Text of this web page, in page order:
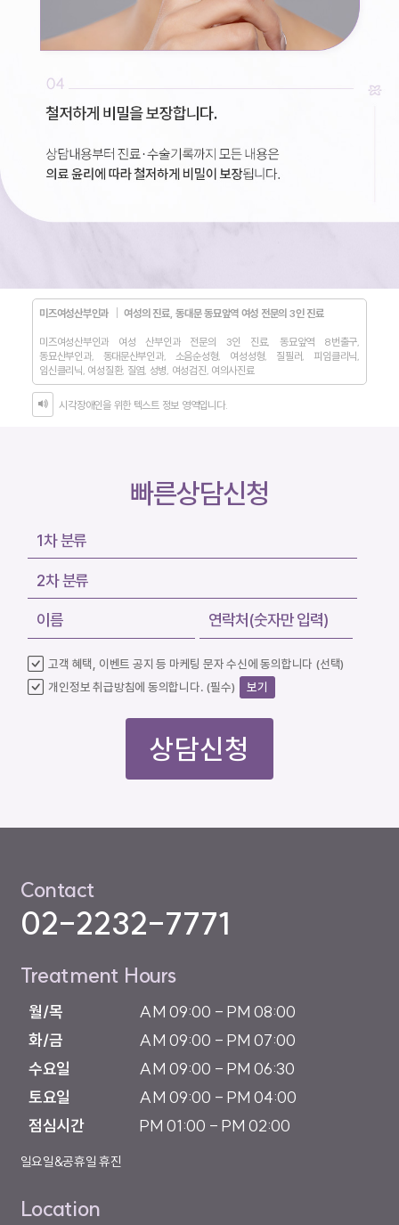
미즈여성산부인과 │ 여성의 진료, 동대문 동묘앞역 여성 전문의 3인 진료
미즈여성산부인과 여성 산부인과 전문의 3인 진료, 동묘앞역 8번출구,
동묘산부인과, 동대문산부인과, 소음순성형, 여성성형, 질필러, 피임클리닉,
임신클리닉, 여성질환, 질염, 성병, 여성검진, 여의사진료
시각장애인을 위한 텍스트 정보 영역입니다.
빠른상담신청
고객 혜택, 이벤트 공지 등 마케팅 문자 수신에 동의합니다 (선택)
개인정보 취급방침에 동의합니다. (필수)
보기
상담신청
Contact
02-2232-7771
Treatment Hours
월/목
화/금
수요일
토요일
점심시간
AM 09:00 - PM 08:00
AM 09:00 - PM 07:00
AM 09:00 - PM 06:30
AM 09:00 - PM 04:00
PM 01:00 - PM 02:00
일요일&공휴일 휴진
Location